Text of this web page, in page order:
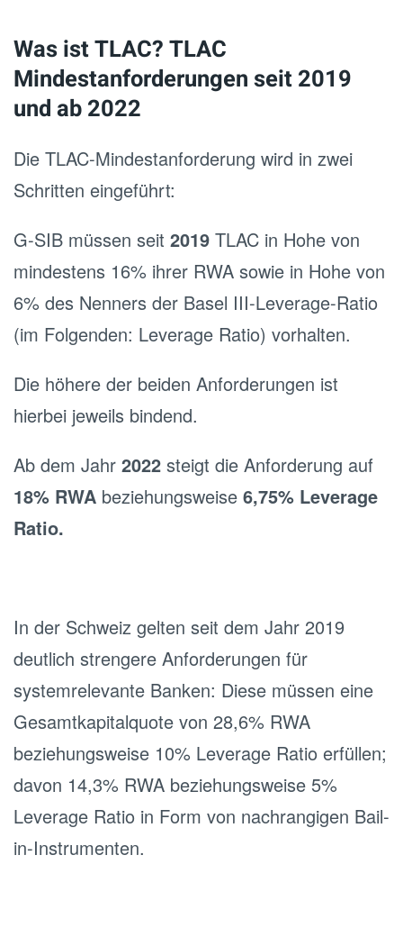
Was ist TLAC? TLAC
Mindestanforderungen seit 2019
und ab 2022
Die TLAC-Mindestanforderung wird in zwei
Schritten eingeführt:
G-SIB müssen seit 2019 TLAC in Hohe von
mindestens 16% ihrer RWA sowie in Hohe von
6% des Nenners der Basel III-Leverage-Ratio
(im Folgenden: Leverage Ratio) vorhalten.
Die höhere der beiden Anforderungen ist
hierbei jeweils bindend.
Ab dem Jahr 2022 steigt die Anforderung auf
18% RWA beziehungsweise 6,75% Leverage
Ratio.
In der Schweiz gelten seit dem Jahr 2019
deutlich strengere Anforderungen für
systemrelevante Banken: Diese müssen eine
Gesamtkapitalquote von 28,6% RWA
beziehungsweise 10% Leverage Ratio erfüllen;
davon 14,3% RWA beziehungsweise 5%
Leverage Ratio in Form von nachrangigen Bail-
in-Instrumenten.